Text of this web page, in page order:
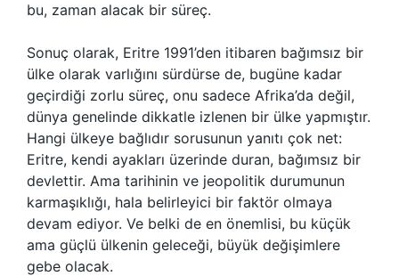
bu, zaman alacak bir süreç.
Sonuç olarak, Eritre 1991’den itibaren bağımsız bir
ülke olarak varlığını sürdürse de, bugüne kadar
geçirdiği zorlu süreç, onu sadece Afrika’da değil,
dünya genelinde dikkatle izlenen bir ülke yapmıştır.
Hangi ülkeye bağlıdır sorusunun yanıtı çok net:
Eritre, kendi ayakları üzerinde duran, bağımsız bir
devlettir. Ama tarihinin ve jeopolitik durumunun
karmaşıklığı, hala belirleyici bir faktör olmaya
devam ediyor. Ve belki de en önemlisi, bu küçük
ama güçlü ülkenin geleceği, büyük değişimlere
gebe olacak.